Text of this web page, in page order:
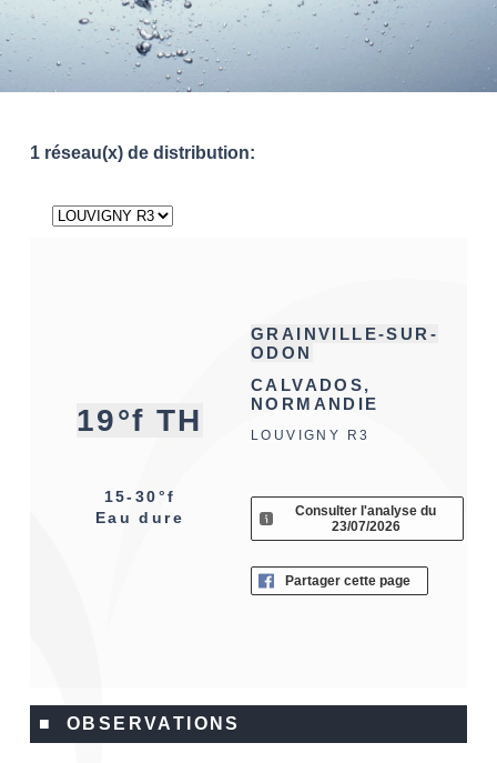
1 réseau(x) de distribution:
19°f TH
15-30°f
Eau dure
GRAINVILLE-SUR-
ODON
CALVADOS,
NORMANDIE
LOUVIGNY R3
Consulter l'analyse du
23/07/2026
Partager cette page
■ OBSERVATIONS